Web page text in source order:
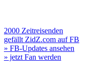
2000 Zeitreisenden
gefällt ZidZ.com auf FB
» FB-Updates ansehen
» jetzt Fan werden